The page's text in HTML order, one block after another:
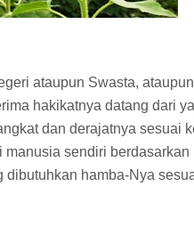
ataupun Swasta,
hakikatnya datang dari
dan derajatnya sesuai
sendiri berdasarkan
dibutuhkan hamba-Nya